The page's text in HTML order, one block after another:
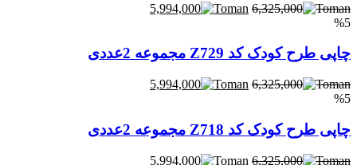
6,325,000
5,994,000
%5
چاپی طرح کودک کد Z729 مجموعه 2عددی
6,325,000
5,994,000
%5
چاپی طرح کودک کد Z718 مجموعه 2عددی
6,325,000
5,994,000